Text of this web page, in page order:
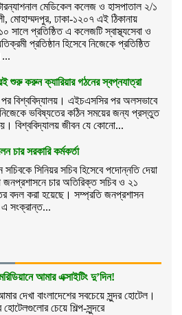
মেডিকেল কলেজ ও হাসপাতাল ২/১
মোহাম্মদপুর, ঢাকা-১২০৭ এই ঠিকানায়
প্রতিষ্ঠিত এ কলেজটি স্বাস্থ্যসেবা ও
প্রতিষ্ঠান হিসেবে নিজেকে প্রতিষ্ঠিত
শুরু করুন ক্যারিয়ার গঠনের স্বপ্নযাত্রা
বিশ্ববিদ্যালয়। এইচএসসির পর অলসভাবে
নিজেকে ভবিষ্যতের কঠিন সময়ের জন্য প্রস্তুত
বিশ্ববিদ্যালয় জীবন যে কোনো...
চার সরকারি কর্মকর্তা
সিনিয়র সচিব হিসেবে পদোন্নতি দেয়া
চার অতিরিক্ত সচিব ও ২১
বদল করা হয়েছে। সম্প্রতি জনপ্রশাসন
এ সংক্রান্ত...
আমার এক্সাইটিং দু’দিন!
দেখা বাংলাদেশের সবচেয়ে সুন্দর হোটেল।
চেয়ে শিল্প-সুন্দরে